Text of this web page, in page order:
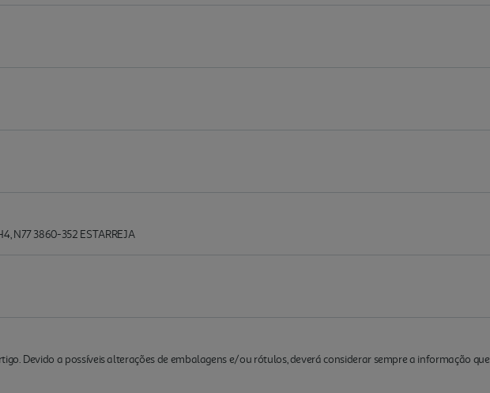
N77 3860-352 ESTARREJA
Devido a possíveis alterações de embalagens e/ou rótulos, deverá considerar sempre a informação que